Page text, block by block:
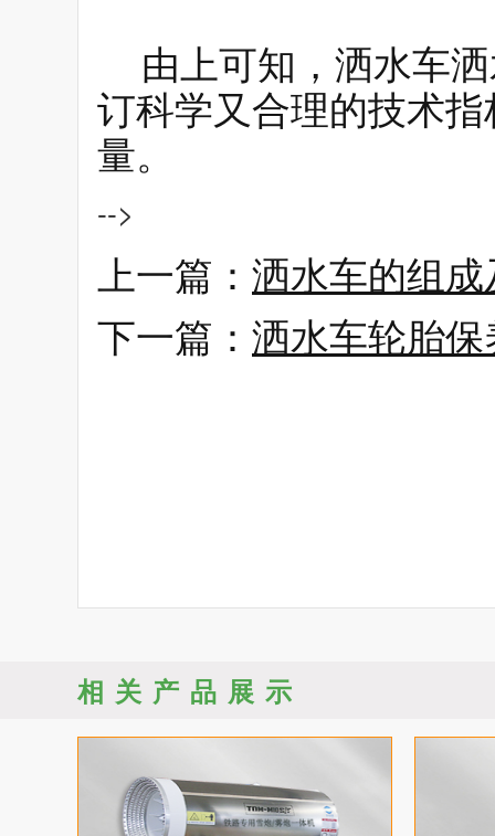
由上可知，洒水车
订科学又合理的技术
量。
-->
上一篇： 洒水车的组
下一篇： 洒水车轮胎
相关产品展示